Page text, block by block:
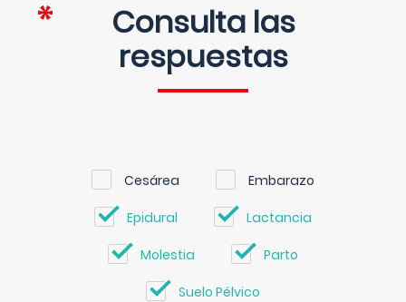
Consulta las
respuestas
Cesárea Embarazo
Epidural Lactancia
Molestia Parto
Suelo Pélvico